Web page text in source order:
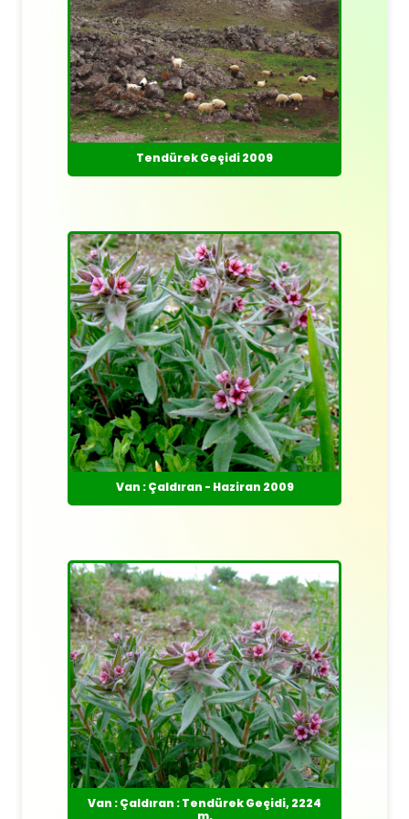
Tendürek Geçidi 2009
Van : Çaldıran - Haziran 2009
Van : Çaldıran : Tendürek Geçidi, 2224
m.